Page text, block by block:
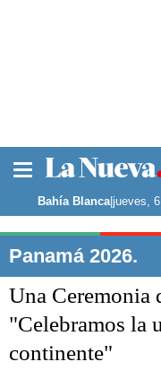
Noticias
Bahía Blanca|jueves,
Panamá 2026.
Una Ceremonia
"Celebramos la
continente"